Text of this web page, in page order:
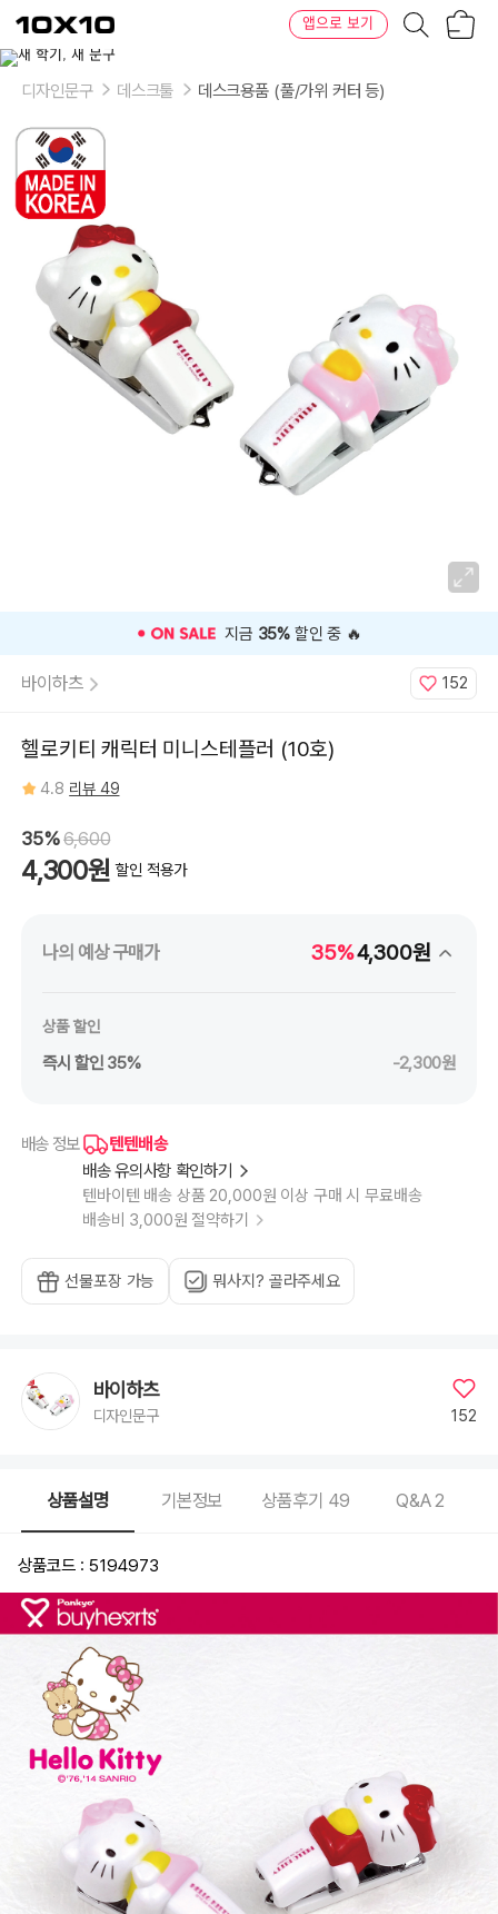
텐
바
텐
앱으로 보기
이
상
디자인문구 데스크툴 데스크용품 (풀/가위 커터 등)
⭐️ 고객 평점 4.8인기 상품 ⭐️
바이하츠 152
헬로키티 캐릭터 미니스테플러 (10호)
4.8 리뷰 49
35%6,600
4,300원 할인 적용가
나의 예상 구매가 35%4,300원
상품 할인
즉시 할인 35% -2,300원
배송 정보
텐텐배송
배송 유의사항 확인하기
텐바이텐 배송 상품 20,000원 이상 구매 시 무료배송
배송비 3,000원 절약하기
선물포장 가능 뭐사지? 골라주세요
바이하츠
디자인문구 152
상품설명 기본정보 상품후기 49 Q&A 2
상품코드 : 5194973